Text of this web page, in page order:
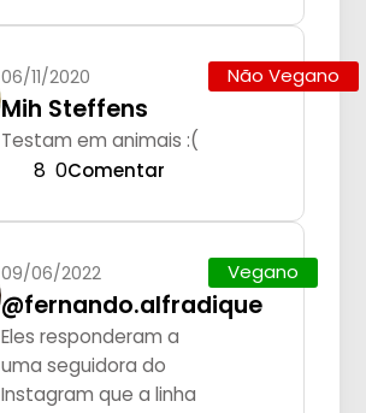
06/11/2020
Mih Steffens
Testam em animais :(
Não Vegano
8 0Comentar
09/06/2022
@fernando.alfradique
Eles responderam a
uma seguidora do
Instagram que a linha
Vegano